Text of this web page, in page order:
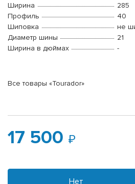
Ширина
285
Профиль
40
Шиповка
не
Диаметр шины
21
Ширина в дюймах
-
Все товары «Tourador»
17 500
Нет